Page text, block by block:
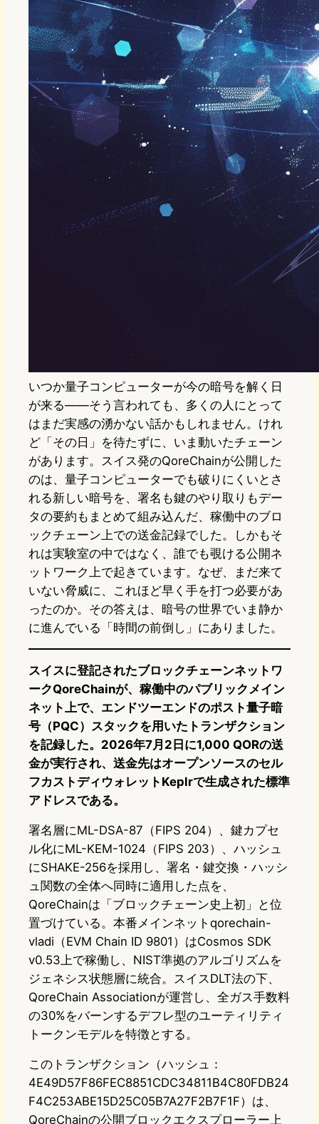
いつか量子コンピューターが今の暗号を解く日
が来る——そう言われても、多くの人にとって
はまだ実感の湧かない話かもしれません。けれ
ど「その日」を待たずに、いま動いたチェーン
があります。スイス発のQoreChainが公開した
のは、量子コンピューターでも破りにくいとさ
れる新しい暗号を、署名も鍵のやり取りもデー
タの要約もまとめて組み込んだ、稼働中のブロ
ックチェーン上での送金記録でした。しかもそ
れは実験室の中ではなく、誰でも覗ける公開ネ
ットワーク上で起きています。なぜ、まだ来て
いない脅威に、これほど早く手を打つ必要があ
ったのか。その答えは、暗号の世界でいま静か
に進んでいる「時間の前倒し」にありました。
スイスに登記されたブロックチェーンネットワ
ークQoreChainが、稼働中のパブリックメイン
ネット上で、エンドツーエンドのポスト量子暗
号（PQC）スタックを用いたトランザクション
を記録した。2026年7月2日に1,000 QORの送
金が実行され、送金先はオープンソースのセル
フカストディウォレットKeplrで生成された標準
アドレスである。
署名層にML-DSA-87（FIPS 204）、鍵カプセ
ル化にML-KEM-1024（FIPS 203）、ハッシュ
にSHAKE-256を採用し、署名・鍵交換・ハッシ
ュ関数の全体へ同時に適用した点を、
QoreChainは「ブロックチェーン史上初」と位
置づけている。本番メインネットqorechain-
vladi（EVM Chain ID 9801）はCosmos SDK
v0.53上で稼働し、NIST準拠のアルゴリズムを
ジェネシス状態層に統合。スイスDLT法の下、
QoreChain Associationが運営し、全ガス手数料
の30%をバーンするデフレ型のユーティリティ
トークンモデルを特徴とする。
このトランザクション（ハッシュ：
4E49D57F86FEC8851CDC34811B4C80FDB24
F4C253ABE15D25C05B7A27F2B7F1F）は、
QoreChainの公開ブロックエクスプローラー上